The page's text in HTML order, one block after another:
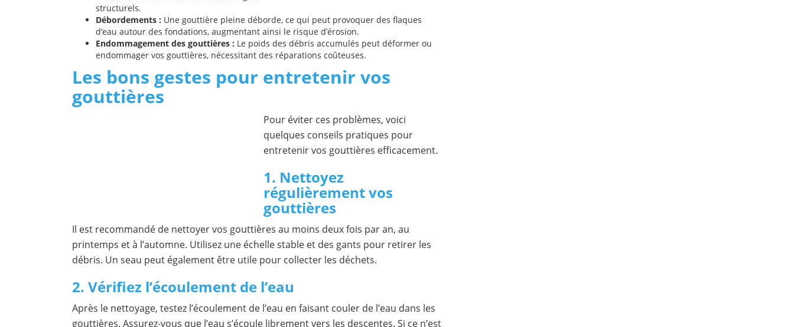
structurels.
Débordements : Une gouttière pleine déborde, ce qui peut provoquer des flaques
d’eau autour des fondations, augmentant ainsi le risque d’érosion.
Endommagement des gouttières : Le poids des débris accumulés peut déformer ou
endommager vos gouttières, nécessitant des réparations coûteuses.
Les bons gestes pour entretenir vos
gouttières
Pour éviter ces problèmes, voici
quelques conseils pratiques pour
entretenir vos gouttières efficacement.
1. Nettoyez
régulièrement vos
gouttières
Il est recommandé de nettoyer vos gouttières au moins deux fois par an, au
printemps et à l’automne. Utilisez une échelle stable et des gants pour retirer les
débris. Un seau peut également être utile pour collecter les déchets.
2. Vérifiez l’écoulement de l’eau
Après le nettoyage, testez l’écoulement de l’eau en faisant couler de l’eau dans les
gouttières. Assurez-vous que l’eau s’écoule librement vers les descentes. Si ce n’est